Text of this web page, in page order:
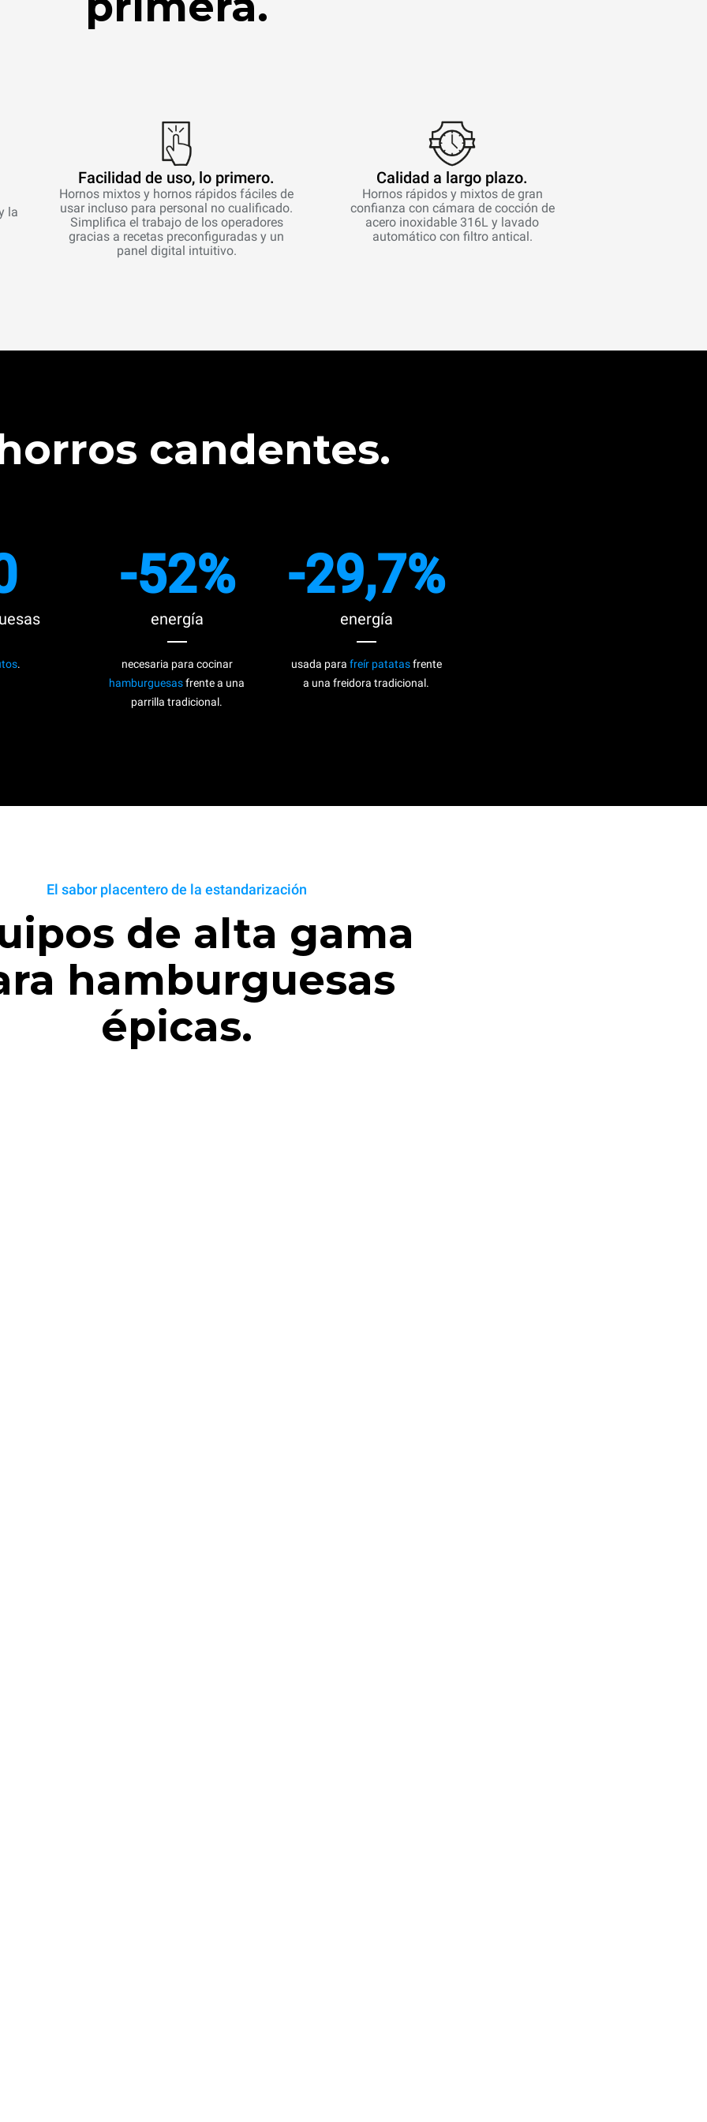
la
Facilidad de uso, lo primero.
Hornos mixtos y hornos rápidos fáciles de
usar incluso para personal no cualificado.
Simplifica el trabajo de los operadores
gracias a recetas preconfiguradas y un
panel digital intuitivo.
Calidad a largo plazo.
Hornos rápidos y mixtos de gran
confianza con cámara de cocción de
acero inoxidable 316L y lavado
automático con filtro antical.
candentes.
.
-52%
energía
necesaria para cocinar
hamburguesasfrente a una
parrilla tradicional.
-29,7%
energía
usada para freír patatasfrente
a una freidora tradicional.
El sabor placentero de la estandarización
de alta gama
hamburguesas
épicas.